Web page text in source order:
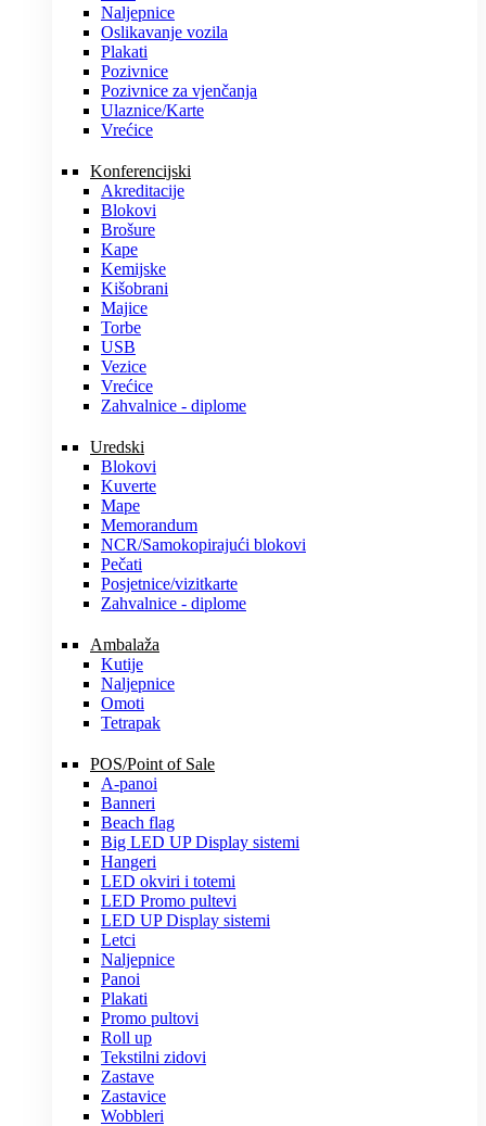
Naljepnice
Oslikavanje vozila
Plakati
Pozivnice
Pozivnice za vjenčanja
Ulaznice/Karte
Vrećice
Konferencijski
Akreditacije
Blokovi
Brošure
Kape
Kemijske
Kišobrani
Majice
Torbe
USB
Vezice
Vrećice
Zahvalnice - diplome
Uredski
Blokovi
Kuverte
Mape
Memorandum
NCR/Samokopirajući blokovi
Pečati
Posjetnice/vizitkarte
Zahvalnice - diplome
Ambalaža
Kutije
Naljepnice
Omoti
Tetrapak
POS/Point of Sale
A-panoi
Banneri
Beach flag
Big LED UP Display sistemi
Hangeri
LED okviri i totemi
LED Promo pultevi
LED UP Display sistemi
Letci
Naljepnice
Panoi
Plakati
Promo pultovi
Roll up
Tekstilni zidovi
Zastave
Zastavice
Wobbleri